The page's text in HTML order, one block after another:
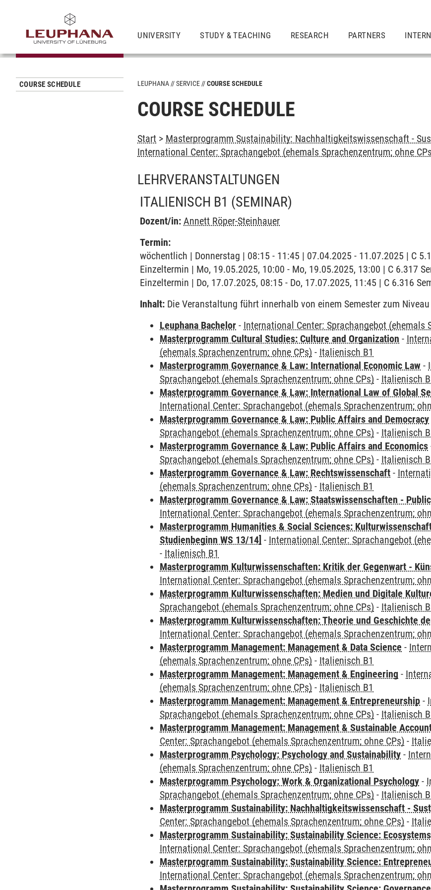
UNIVERSITY STUDY & TEACHING RESEARCH PARTNERS
COURSE SCHEDULE LEUPHANA SERVICE COURSE SCHEDULE
COURSE SCHEDULE
Start > Masterprogramm Sustainability: Nachhaltigkeitswissenschaft -
International Center: Sprachangebot (ehemals Sprachenzentrum; ohne
LEHRVERANSTALTUNGEN
ITALIENISCH B1 (SEMINAR)
Dozent/in: Annett Röper-Steinhauer
Termin:
wöchentlich | Donnerstag | 08:15 - 11:45 | 07.04.2025 - 11.07.2025 | C
Einzeltermin | Mo, 19.05.2025, 10:00 - Mo, 19.05.2025, 13:00 | C 6.317
Einzeltermin | Do, 17.07.2025, 08:15 - Do, 17.07.2025, 11:45 | C 6.316
Inhalt: Die Veranstaltung führt innerhalb von einem Semester zum Niveau
Leuphana Bachelor - International Center: Sprachangebot (ehemals
Masterprogramm Cultural Studies: Culture and Organization -
(ehemals Sprachenzentrum; ohne CPs) - Italienisch B1
Masterprogramm Governance & Law: International Economic Law -
Sprachangebot (ehemals Sprachenzentrum; ohne CPs) - Italienisch
Masterprogramm Governance & Law: International Law of Global
International Center: Sprachangebot (ehemals Sprachenzentrum;
Masterprogramm Governance & Law: Public Affairs and Democracy
Sprachangebot (ehemals Sprachenzentrum; ohne CPs) - Italienisch
Masterprogramm Governance & Law: Public Affairs and Economics
Sprachangebot (ehemals Sprachenzentrum; ohne CPs) - Italienisch
Masterprogramm Governance & Law: Rechtswissenschaft -
(ehemals Sprachenzentrum; ohne CPs) - Italienisch B1
Masterprogramm Governance & Law: Staatswissenschaften -
International Center: Sprachangebot (ehemals Sprachenzentrum;
Masterprogramm Humanities & Social Sciences:
Studienbeginn WS 13/14] - International Center: Sprachangebot
- Italienisch B1
Masterprogramm Kulturwissenschaften: Kritik der Gegenwart -
International Center: Sprachangebot (ehemals Sprachenzentrum;
Masterprogramm Kulturwissenschaften: Medien und Digitale
Sprachangebot (ehemals Sprachenzentrum; ohne CPs) - Italienisch
Masterprogramm Kulturwissenschaften: Theorie und Geschichte
International Center: Sprachangebot (ehemals Sprachenzentrum;
Masterprogramm Management: Management & Data Science -
(ehemals Sprachenzentrum; ohne CPs) - Italienisch B1
Masterprogramm Management: Management & Engineering -
(ehemals Sprachenzentrum; ohne CPs) - Italienisch B1
Masterprogramm Management: Management & Entrepreneurship -
Sprachangebot (ehemals Sprachenzentrum; ohne CPs) - Italienisch
Masterprogramm Management: Management & Sustainable
Center: Sprachangebot (ehemals Sprachenzentrum; ohne CPs) -
Masterprogramm Psychology: Psychology and Sustainability -
(ehemals Sprachenzentrum; ohne CPs) - Italienisch B1
Masterprogramm Psychology: Work & Organizational Psychology -
Sprachangebot (ehemals Sprachenzentrum; ohne CPs) - Italienisch
Masterprogramm Sustainability: Nachhaltigkeitswissenschaft -
Center: Sprachangebot (ehemals Sprachenzentrum; ohne CPs) -
Masterprogramm Sustainability: Sustainability Science:
International Center: Sprachangebot (ehemals Sprachenzentrum;
Masterprogramm Sustainability: Sustainability Science:
International Center: Sprachangebot (ehemals Sprachenzentrum;